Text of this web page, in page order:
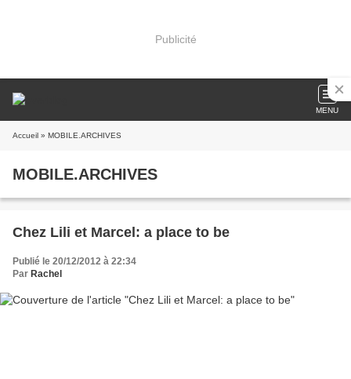
Publicité
MENU
Accueil » MOBILE.ARCHIVES
MOBILE.ARCHIVES
Chez Lili et Marcel: a place to be
Publié le 20/12/2012 à 22:34
Par Rachel